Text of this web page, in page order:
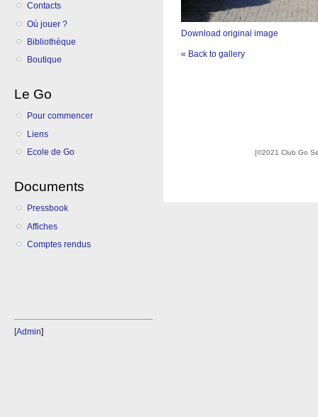
Contacts
Où jouer ?
Bibliothèque
Boutique
Le Go
Pour commencer
Liens
Ecole de Go
Documents
Pressbook
Affiches
Comptes rendus
[Admin]
Download original image
« Back to gallery
[©2021 Club Go